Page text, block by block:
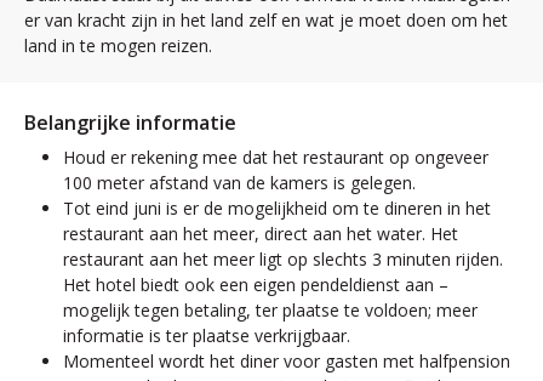
er van kracht zijn in het land zelf en wat je moet doen om het
land in te mogen reizen.
Belangrijke informatie
Houd er rekening mee dat het restaurant op ongeveer
100 meter afstand van de kamers is gelegen.
Tot eind juni is er de mogelijkheid om te dineren in het
restaurant aan het meer, direct aan het water. Het
restaurant aan het meer ligt op slechts 3 minuten rijden.
Het hotel biedt ook een eigen pendeldienst aan –
mogelijk tegen betaling, ter plaatse te voldoen; meer
informatie is ter plaatse verkrijgbaar.
Momenteel wordt het diner voor gasten met halfpension